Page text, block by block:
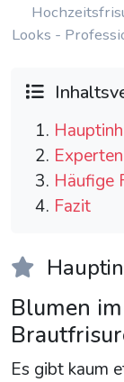
Looks -
Häufige
Fazit
Blumen
Es gibt kaum